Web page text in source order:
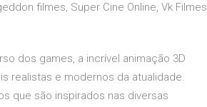
filmes, Super Cine Online, Vk Filmes
dos games, a incrível animação 3D
realistas e modernos da atualidade.
que são inspirados nas diversas